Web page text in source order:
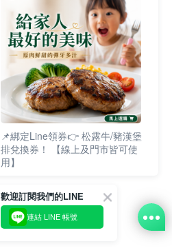
📌綁定Line領券👉 松露牛/豬漢堡
排兌換券！ 【線上及門市皆可使
用】
歡迎訂閱我們的LINE
連結 LINE 帳號